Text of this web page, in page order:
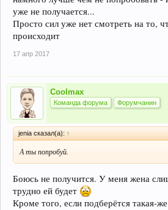
уже не получается...
Просто сил уже нет смотреть на то,
происходит
17 апр 2017
Coolmax
Команда форума Форумчанин
jenia сказал(а): ↑
А ты попробуй.
Боюсь не получится. У меня жена
трудно ей будет
Кроме того, если подберётся такая-